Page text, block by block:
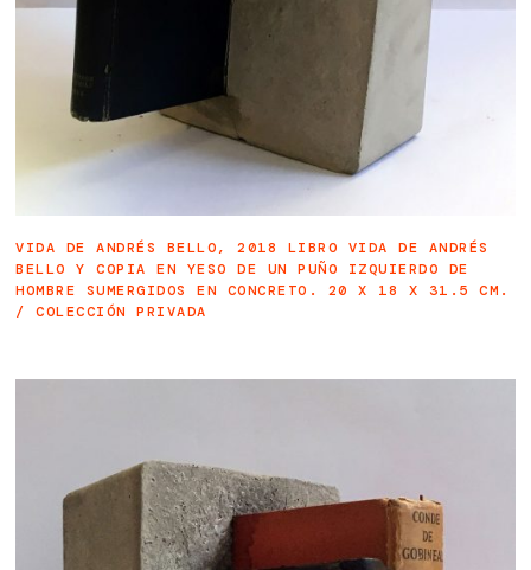
VIDA DE ANDRÉS BELLO, 2018 LIBRO VIDA DE ANDRÉS
BELLO Y COPIA EN YESO DE UN PUÑO IZQUIERDO DE
HOMBRE SUMERGIDOS EN CONCRETO. 20 X 18 X 31.5 CM.
/
COLECCIÓN PRIVADA